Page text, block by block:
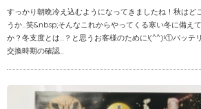
すっかり朝晩冷え込むようになってきましたね！秋はど
うか…笑&nbsp;そんなこれからやってくる寒い冬に備え
か？冬支度とは…？と思うお客様のために!(^^)!①バッテ
交換時期の確認...